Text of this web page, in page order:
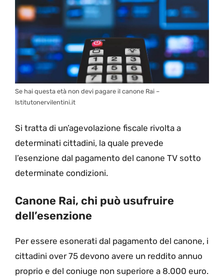
Se hai questa età non devi pagare il canone Rai –
Istitutonervilentini.it
Si tratta di un’agevolazione fiscale rivolta a
determinati cittadini, la quale prevede
l’esenzione dal pagamento del canone TV sotto
determinate condizioni.
Canone Rai, chi può usufruire
dell’esenzione
Per essere esonerati dal pagamento del canone, i
cittadini over 75 devono avere un reddito annuo
proprio e del coniuge non superiore a 8.000 euro.